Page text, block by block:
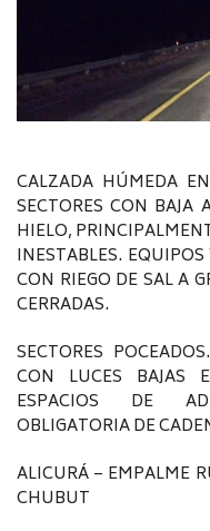
CALZADA HÚMEDA
SECTORES CON BAJA
HIELO,
INESTABLES.
CON RIEGO DE SAL A
CERRADAS.
SECTORES
CON LUCES BAJAS
ESPACIOS DE
OBLIGATORIA DE
ALICURÁ – EMPALME
CHUBUT